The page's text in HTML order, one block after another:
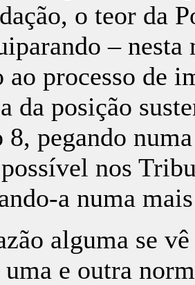
o teor da
–
processo de
da posição
8, pegando
nos
a numa
alguma se
e outra